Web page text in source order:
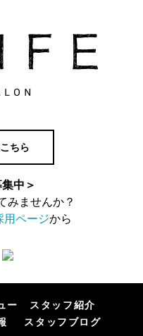
ちら
中＞
みませんか？
用ページから
ー
スタッフ紹介
スタッフブログ